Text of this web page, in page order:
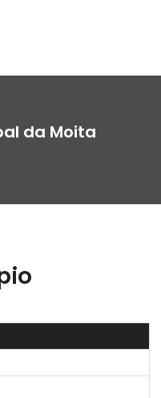
da Moita